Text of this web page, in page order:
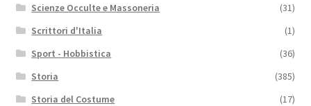
Scienze Occulte e Massoneria
(31)
Scrittori d'Italia
(1)
Sport - Hobbistica
(36)
Storia
(385)
Storia del Costume
(17)